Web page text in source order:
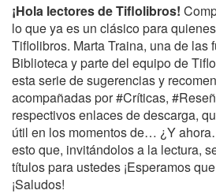
¡Hola lectores de Tiflolibros!
lo que ya es un clásico para
Tiflolibros. Marta Traina, una de las
Biblioteca y parte del equipo de
esta serie de sugerencias y
acompañadas por #Críticas,
respectivos enlaces de descarga,
útil en los momentos de… ¿Y
esto que, invitándolos a la lectura,
títulos para ustedes ¡Esperamos
¡Saludos!